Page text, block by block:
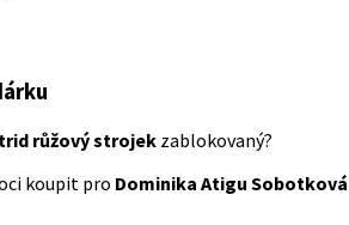
růžový strojekzablokovaný?
koupit pro Dominika Atigu Sobotková